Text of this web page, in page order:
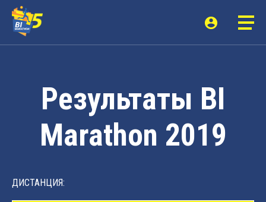
Результаты BI
Marathon 2019
ДИСТАНЦИЯ: